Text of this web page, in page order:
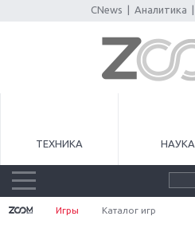
CNews Аналитика
ТЕХНИКА НАУКА
Игры Каталог игр